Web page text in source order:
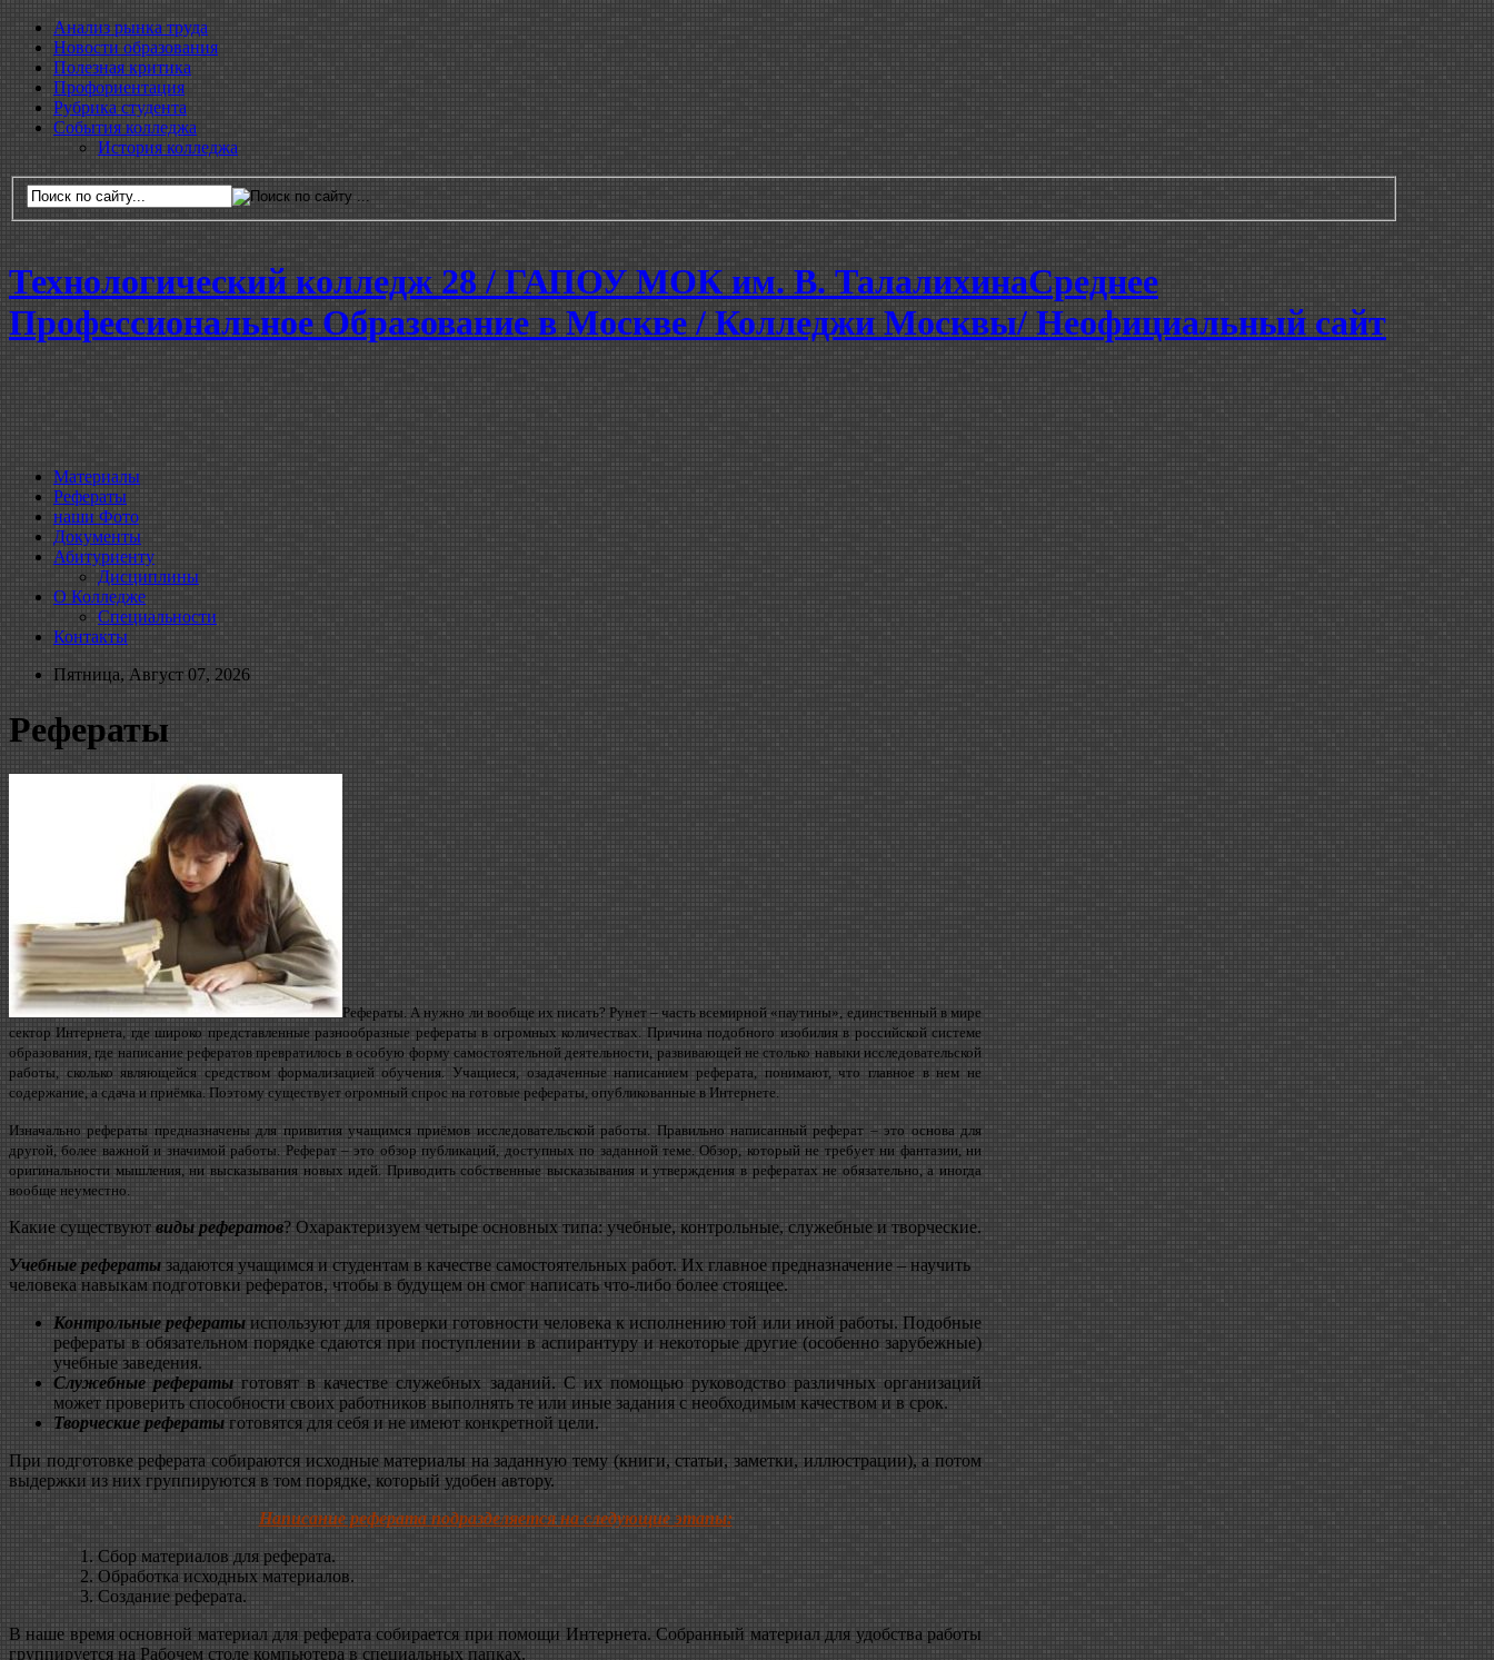
Анализ рынка труда
Новости образования
Полезная критика
Профориентация
Рубрика студента
События колледжа
История колледжа
Технологический колледж 28 / ГАПОУ МОК им. В. ТалалихинаСреднее
Профессиональное Образование в Москве / Колледжи Москвы/ Неофициальный сайт
Материалы
Рефераты
наши Фото
Документы
Абитуриенту
Дисциплины
О Колледже
Специальности
Контакты
Пятница, Август 07, 2026
Рефераты
Рефераты. А нужно ли вообще их писать? Рунет – часть всемирной «паутины», единственный в мире
сектор Интернета, где широко представленные разнообразные рефераты в огромных количествах. Причина подобного изобилия в российской системе
образования, где написание рефератов превратилось в особую форму самостоятельной деятельности, развивающей не столько навыки исследовательской
работы, сколько являющейся средством формализацией обучения. Учащиеся, озадаченные написанием реферата, понимают, что главное в нем не
содержание, а сдача и приёмка. Поэтому существует огромный спрос на готовые рефераты, опубликованные в Интернете.
Изначально рефераты предназначены для привития учащимся приёмов исследовательской работы. Правильно написанный реферат – это основа для
другой, более важной и значимой работы. Реферат – это обзор публикаций, доступных по заданной теме. Обзор, который не требует ни фантазии, ни
оригинальности мышления, ни высказывания новых идей. Приводить собственные высказывания и утверждения в рефератах не обязательно, а иногда
вообще неуместно.
Какие существуют виды рефератов? Охарактеризуем четыре основных типа: учебные, контрольные, служебные и творческие.
Учебные рефераты задаются учащимся и студентам в качестве самостоятельных работ. Их главное предназначение – научить
человека навыкам подготовки рефератов, чтобы в будущем он смог написать что-либо более стоящее.
Контрольные рефераты используют для проверки готовности человека к исполнению той или иной работы. Подобные
рефераты в обязательном порядке сдаются при поступлении в аспирантуру и некоторые другие (особенно зарубежные)
учебные заведения.
Служебные рефераты готовят в качестве служебных заданий. С их помощью руководство различных организаций
может проверить способности своих работников выполнять те или иные задания с необходимым качеством и в срок.
Творческие рефератыготовятся для себя и не имеют конкретной цели.
При подготовке реферата собираются исходные материалы на заданную тему (книги, статьи, заметки, иллюстрации), а потом
выдержки из них группируются в том порядке, который удобен автору.
Написание реферата подразделяется на следующие этапы:
Сбор материалов для реферата.
Обработка исходных материалов.
Создание реферата.
В наше время основной материал для реферата собирается при помощи Интернета. Собранный материал для удобства работы
группируется на Рабочем столе компьютера в специальных папках.